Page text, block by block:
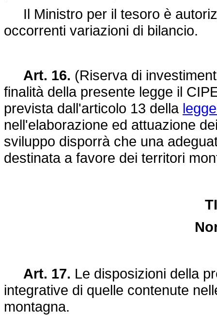
Il Ministro per il tesoro è
occorrenti variazioni di bilancio.
Art. 16. (Riserva di
finalità della presente legge il
prevista dall'articolo 13 della
nell'elaborazione ed attuazione
sviluppo disporrà che una
destinata a favore dei territori
Art. 17. Le disposizioni della
integrative di quelle contenute
montagna.